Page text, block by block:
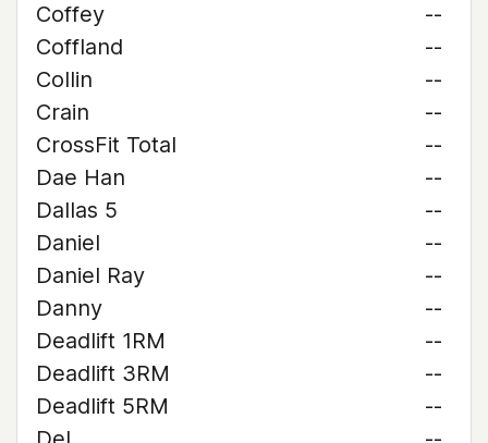
Coffey
--
Coffland
--
Collin
--
Crain
--
CrossFit Total
--
Dae Han
--
Dallas 5
--
Daniel
--
Daniel Ray
--
Danny
--
Deadlift 1RM
--
Deadlift 3RM
--
Deadlift 5RM
--